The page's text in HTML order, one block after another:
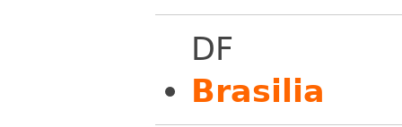
DF
Brasilia